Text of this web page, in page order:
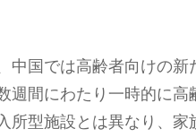
中国では高齢者向けの
週間にわたり一時的に
所型施設とは異なり、